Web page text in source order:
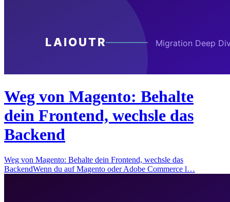
Weg von Magento: Behalte
dein Frontend, wechsle das
Backend
Weg von Magento: Behalte dein Frontend, wechsle das
BackendWenn du auf Magento oder Adobe Commerce l…